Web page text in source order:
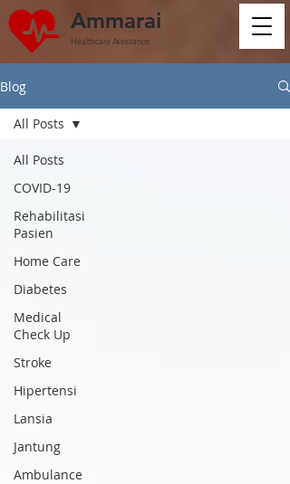
Ammarai
Healthcare Assistance
Blog
All Posts
COVID-19
Rehabilitasi
Pasien
Home Care
Diabetes
Medical
Check Up
Stroke
Hipertensi
Lansia
Jantung
Ambulance
All Posts